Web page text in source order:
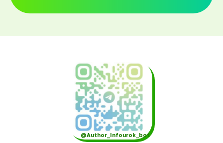
@Author_Infourok_bot